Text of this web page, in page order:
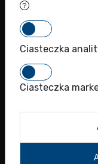
BIOKOM Spółka z
komandytowa
KRS: 0000786924
NIP: 5271011366
REGON: 012289221
Ciasteczka
Ciasteczka